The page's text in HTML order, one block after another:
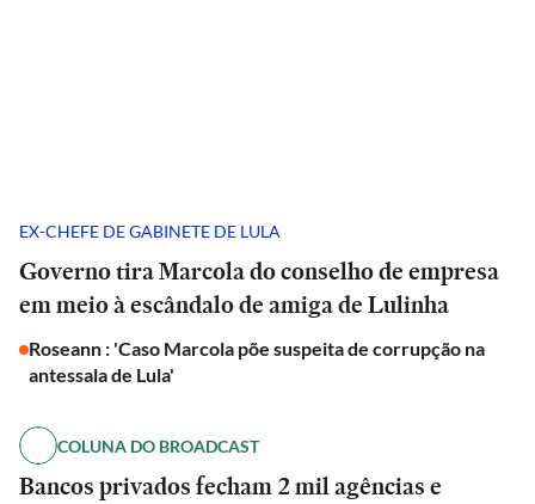
EX-CHEFE DE GABINETE DE LULA
Governo tira Marcola do conselho de empresa
em meio à escândalo de amiga de Lulinha
Roseann : 'Caso Marcola põe suspeita de corrupção na
antessala de Lula'
COLUNA DO BROADCAST
Bancos privados fecham 2 mil agências e